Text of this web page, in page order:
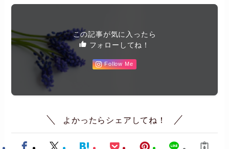
この記事が気に入ったら
フォローしてね！
Follow Me
よかったらシェアしてね！